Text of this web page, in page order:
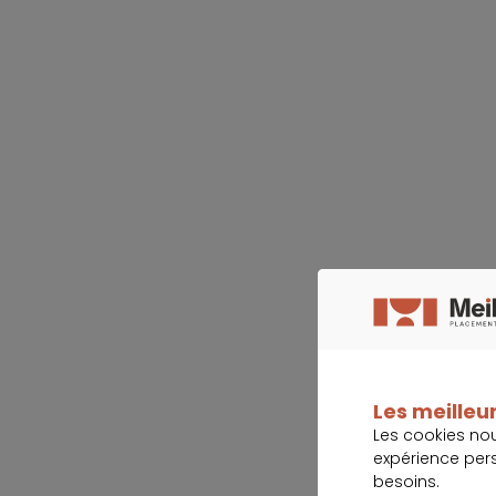
Les
Les cookies
expérience
besoins.